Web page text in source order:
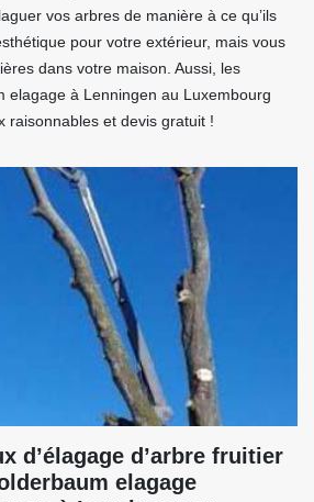
vos arbres de manière à ce qu’ils
pour votre extérieur, mais vous
dans votre maison. Aussi, les
elagage à Lenningen au Luxembourg
raisonnables et devis gratuit !
d’élagage d’arbre fruitier
elagage